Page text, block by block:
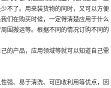
不了。用来装货物的同时，又可以方便
们在购买时候，一定得清楚应用于什么
围搬运等。根据不同的情况订购不同的
的产品，应用领域等就可以知道自己需
强、易于清洗、可回收利用等优点，因